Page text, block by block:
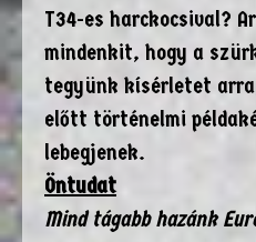
T34-es harckocsival?
mindenkit, hogy a
tegyünk kísérletet
előtt történelmi
lebegjenek.
Öntudat
Mind tágabb hazánk